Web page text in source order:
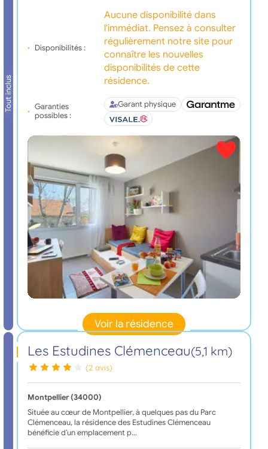
Tout inclus
Disponibilités :
Aucune disponibilité dans
l'immédiat. Pensez à consulter
régulièrement notre site pour
connaître les nouvelles
disponibilités de cette
résidence.
Garanties
possibles :
Garant physique
Voir la résidence
Les Estudines Clémenceau(5,1 km)
(2 avis)
Montpellier (34000)
Située au cœur de Montpellier, à quelques pas du Parc
Clémenceau, la résidence des Estudines Clémenceau
bénéficie d’un emplacement p…